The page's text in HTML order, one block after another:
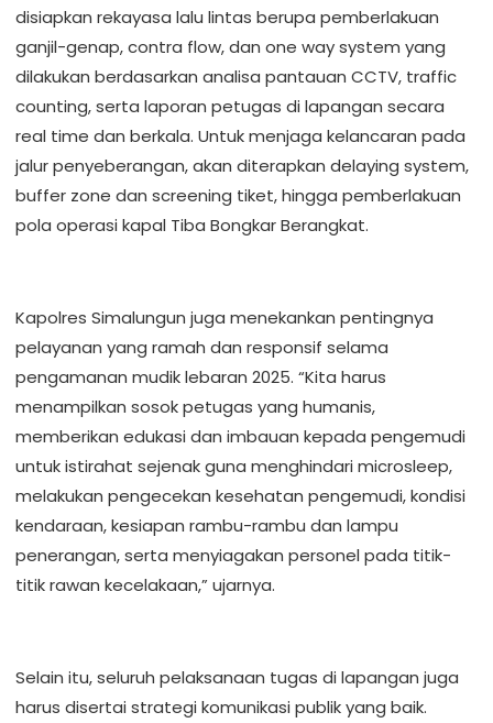
disiapkan rekayasa lalu lintas berupa pemberlakuan
ganjil-genap, contra flow, dan one way system yang
dilakukan berdasarkan analisa pantauan CCTV, traffic
counting, serta laporan petugas di lapangan secara
real time dan berkala. Untuk menjaga kelancaran pada
jalur penyeberangan, akan diterapkan delaying system,
buffer zone dan screening tiket, hingga pemberlakuan
pola operasi kapal Tiba Bongkar Berangkat.
Kapolres Simalungun juga menekankan pentingnya
pelayanan yang ramah dan responsif selama
pengamanan mudik lebaran 2025. “Kita harus
menampilkan sosok petugas yang humanis,
memberikan edukasi dan imbauan kepada pengemudi
untuk istirahat sejenak guna menghindari microsleep,
melakukan pengecekan kesehatan pengemudi, kondisi
kendaraan, kesiapan rambu-rambu dan lampu
penerangan, serta menyiagakan personel pada titik-
titik rawan kecelakaan,” ujarnya.
Selain itu, seluruh pelaksanaan tugas di lapangan juga
harus disertai strategi komunikasi publik yang baik.